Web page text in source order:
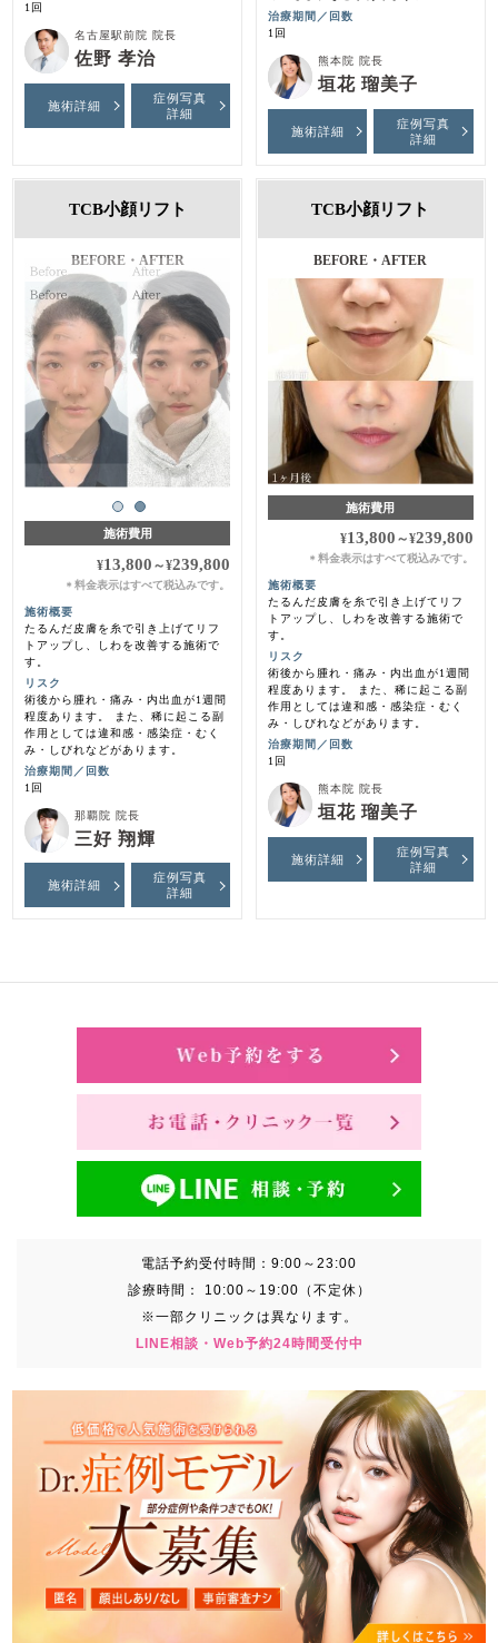
1回
名古屋駅前院 院長
佐野 孝治
施術詳細
症例写真
詳細
治療期間／回数
1回
熊本院 院長
垣花 瑠美子
施術詳細
症例写真
詳細
TCB小顔リフト
施術費用
¥13,800 ～¥239,800
＊料金表示はすべて税込みです。
施術概要
たるんだ皮膚を糸で引き上げてリフ
トアップし、しわを改善する施術で
す。
リスク
術後から腫れ・痛み・内出血が1週間
程度あります。 また、稀に起こる副
作用としては違和感・感染症・むく
み・しびれなどがあります。
治療期間／回数
1回
那覇院 院長
三好 翔輝
施術詳細
症例写真
詳細
TCB小顔リフト
BEFORE・AFTER
施術費用
¥13,800 ～¥239,800
＊ 料金表示はすべて税込みです。
施術概要
たるんだ皮膚を糸で引き上げてリフ
トアップし、しわを改善する施術で
す。
リスク
術後から腫れ・痛み・内出血が1週間
程度あります。 また、稀に起こる副
作用としては違和感・感染症・むく
み・しびれなどがあります。
治療期間／回数
1回
熊本院 院長
垣花 瑠美子
施術詳細
症例写真
詳細
電話予約受付時間： 9:00～23:00
診療時間：
10:00～19:00（不定休）
※一部クリニックは異なります。
LINE相談・Web予約24時間受付中